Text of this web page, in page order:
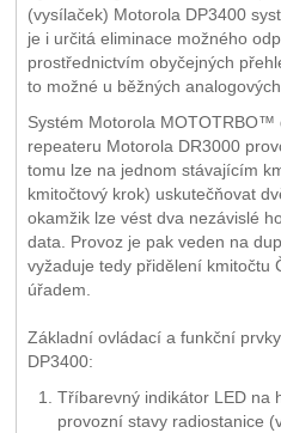
(vysílaček) Motorola DP3400
je i určitá eliminace možného
prostřednictvím obyčejných
to možné u běžných
Systém Motorola MOTOTRBO™
repeateru Motorola DR3000
tomu lze na jednom stávajícím
kmitočtový krok) uskutečňovat
okamžik lze vést dva nezávislé
data. Provoz je pak veden na
vyžaduje tedy přidělení kmitočtu
úřadem.
Základní ovládací a funkční
DP3400:
Tříbarevný indikátor LED na
provozní stavy radiostanice